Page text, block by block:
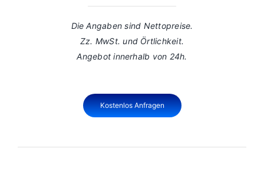
Die Angaben sind Nettopreise.
Zz. MwSt. und Örtlichkeit.
Angebot innerhalb von 24h.
Kostenlos Anfragen